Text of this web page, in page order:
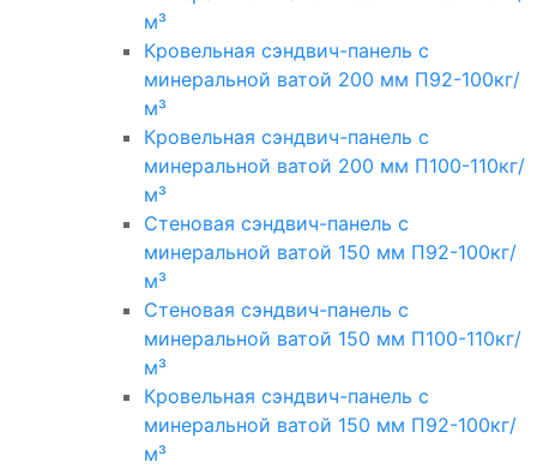
м³
Кровельная сэндвич-панель с
минеральной ватой 200 мм П92-100кг/
м³
Кровельная сэндвич-панель с
минеральной ватой 200 мм П100-110кг/
м³
Стеновая сэндвич-панель с
минеральной ватой 150 мм П92-100кг/
м³
Стеновая сэндвич-панель с
минеральной ватой 150 мм П100-110кг/
м³
Кровельная сэндвич-панель с
минеральной ватой 150 мм П92-100кг/
м³